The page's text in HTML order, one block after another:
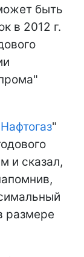
быть
в 2012 г.
Нафтогаз"
и сказал,
размере